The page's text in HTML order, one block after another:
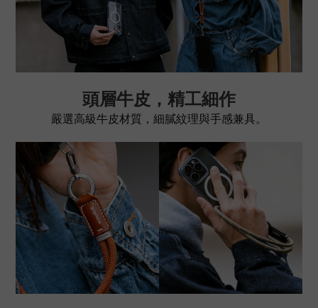
頭層牛皮，精工細作
嚴選高級牛皮材質，細膩紋理與手感兼具。